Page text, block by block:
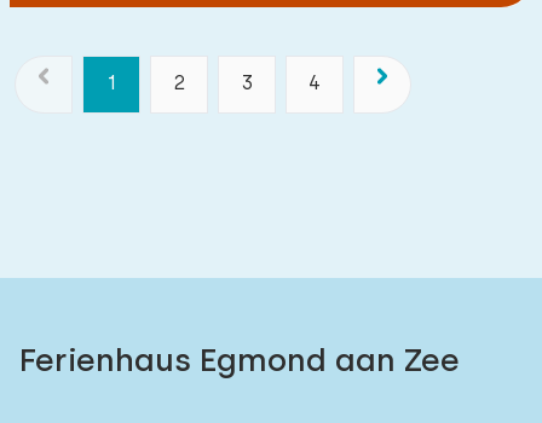
1 2 3 4
Ferienhaus Egmond aan Zee